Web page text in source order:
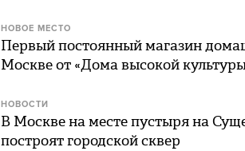
НОВОЕ МЕСТО
Первый постоянный магазин
Москве от «Дома высокой
НОВОСТИ
В Москве на месте пустыря на
построят городской сквер